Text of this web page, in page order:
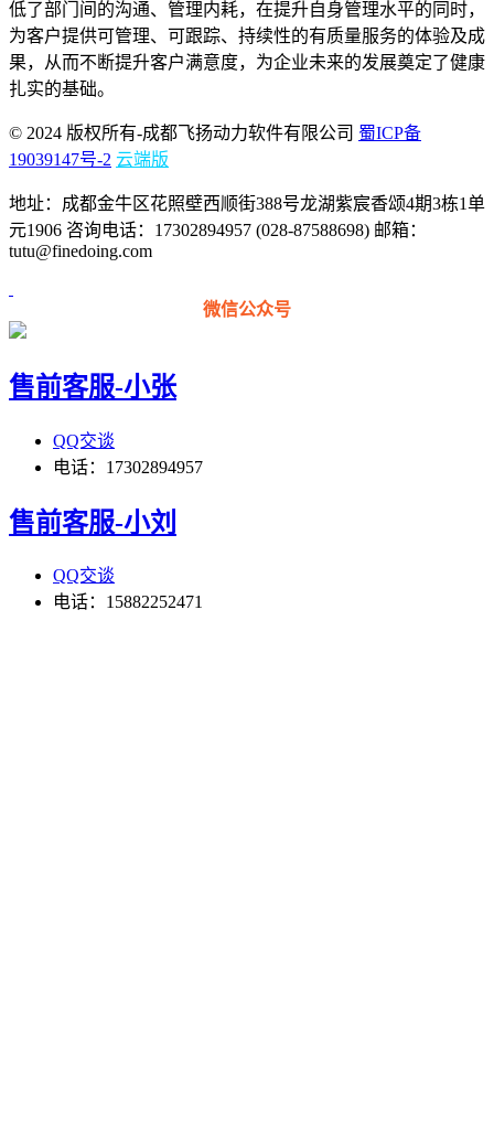
低了部门间的沟通、管理内耗，在提升自身管理水平的同时，
为客户提供可管理、可跟踪、持续性的有质量服务的体验及成
果，从而不断提升客户满意度，为企业未来的发展奠定了健康
扎实的基础。
© 2024 版权所有-成都飞扬动力软件有限公司 蜀ICP备
19039147号-2 云端版
地址：成都金牛区花照壁西顺街388号龙湖紫宸香颂4期3栋1单
元1906 咨询电话：17302894957 (028-87588698) 邮箱：
tutu@finedoing.com
微信公众号
售前客服-小张
QQ交谈
电话：17302894957
售前客服-小刘
QQ交谈
电话：15882252471